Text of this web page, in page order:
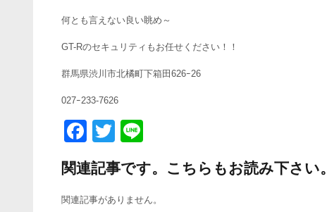
何とも言えない良い眺め～
GT-Rのセキュリティもお任せください！！
群馬県渋川市北橘町下箱田626ｰ26
027ｰ233-7626
F
a
c
e
T
tt
er
e
関連記事です。こちらもお読み下さい。
関連記事がありません。